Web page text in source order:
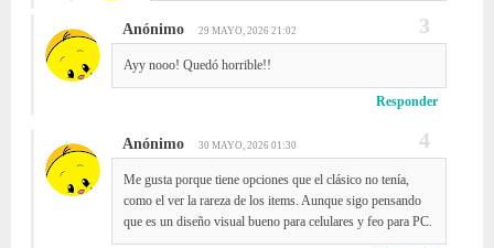
Anónimo 29 MAYO, 2026 21:02
Ayy nooo! Quedó horrible!!
Responder
Anónimo 30 MAYO, 2026 01:30
Me gusta porque tiene opciones que el clásico no tenía,
como el ver la rareza de los items. Aunque sigo pensando
que es un diseño visual bueno para celulares y feo para PC.